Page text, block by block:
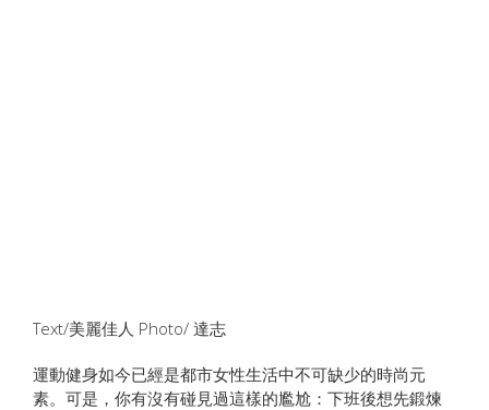
Text/美麗佳人 Photo/ 達志
運動健身如今已經是都市女性生活中不可缺少的時尚元
素。可是，你有沒有碰見過這樣的尷尬：下班後想先鍛煉